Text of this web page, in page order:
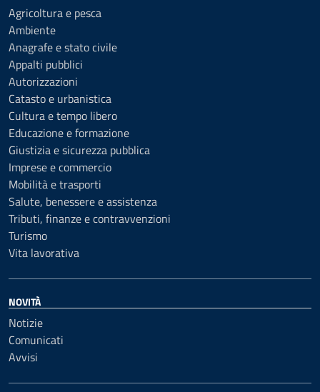
Agricoltura e pesca
Ambiente
Anagrafe e stato civile
Appalti pubblici
Autorizzazioni
Catasto e urbanistica
Cultura e tempo libero
Educazione e formazione
Giustizia e sicurezza pubblica
Imprese e commercio
Mobilità e trasporti
Salute, benessere e assistenza
Tributi, finanze e contravvenzioni
Turismo
Vita lavorativa
NOVITÀ
Notizie
Comunicati
Avvisi